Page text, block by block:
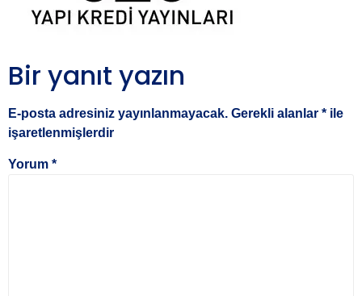
Bir yanıt yazın
E-posta adresiniz yayınlanmayacak. Gerekli alanlar * ile
işaretlenmişlerdir
Yorum *